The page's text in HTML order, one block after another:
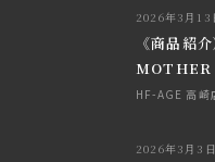
2026年3月13
《商品紹
HF-AGE 高崎
2026年3月3日